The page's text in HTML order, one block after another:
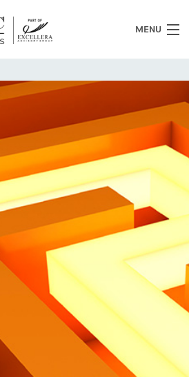
MENU
Chi siamo
Cosa facciamo
News
Heritage
Lavora con noi
Contatti